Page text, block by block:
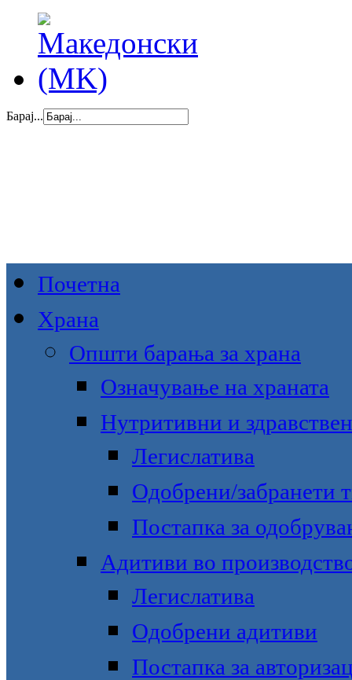
Барај...
Почетна
Храна
Општи барања за храна
Означување на храната
Нутритивни и
Легислатива
Одобрени/забранети
Постапка за
Адитиви во
Легислатива
Одобрени адитиви
Постапка за